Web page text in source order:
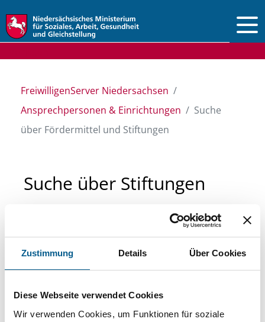
Zustimmung Details Über Cookies
Diese Webseite verwendet Cookies
Wir verwenden Cookies, um Funktionen für soziale
FreiwilligenServer Niedersachsen
Ansprechpersonen & Einrichtungen
Suche
über Fördermittel und Stiftungen
Suche über Stiftungen
Sie suchen finanzielle Unterstützung für ein
Projekt oder ein Vorhaben? Hier können Sie
direkt über unsere Fördermitteldatenbank und
Stiftungsdatenbank recherchieren. Bei der